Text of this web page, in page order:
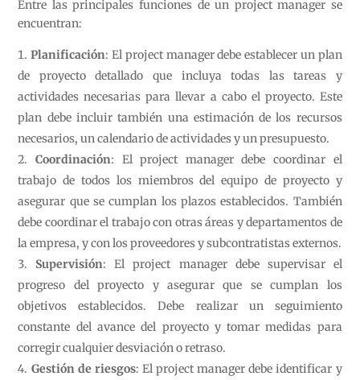
Entre las principales funciones de un project manager se
encuentran:
Planificación: El project manager debe establecer un plan
de proyecto detallado que incluya todas las tareas y
actividades necesarias para llevar a cabo el proyecto. Este
plan debe incluir también una estimación de los recursos
necesarios, un calendario de actividades y un presupuesto.
Coordinación: El project manager debe coordinar el
trabajo de todos los miembros del equipo de proyecto y
asegurar que se cumplan los plazos establecidos. También
debe coordinar el trabajo con otras áreas y departamentos de
la empresa, y con los proveedores y subcontratistas externos.
Supervisión: El project manager debe supervisar el
progreso del proyecto y asegurar que se cumplan los
objetivos establecidos. Debe realizar un seguimiento
constante del avance del proyecto y tomar medidas para
corregir cualquier desviación o retraso.
Gestión de riesgos: El project manager debe identificar y